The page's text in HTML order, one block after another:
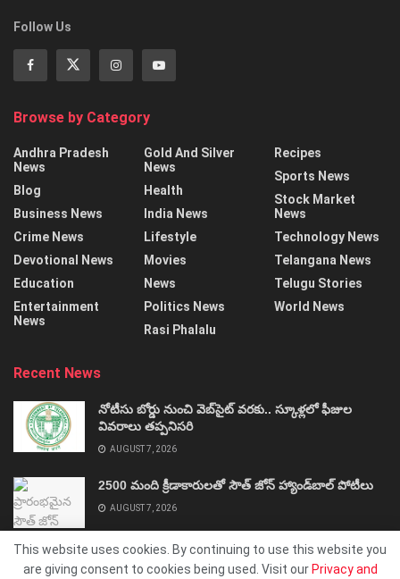
Follow Us
Browse by Category
Andhra Pradesh
News
Blog
Business News
Crime News
Devotional News
Education
Entertainment
News
Gold And Silver
News
Health
India News
Lifestyle
Movies
News
Politics News
Rasi Phalalu
Recipes
Sports News
Stock Market
News
Technology News
Telangana News
Telugu Stories
World News
Recent News
నోటీసు బోర్డు నుంచి వెబ్‌సైట్‌ వరకు.. స్కూళ్లలో ఫీజుల
వివరాలు తప్పనిసరి
AUGUST 7, 2026
2500 మంది క్రీడాకారులతో సౌత్‌ జోన్‌ హ్యాండ్‌బాల్‌ పోటీలు
AUGUST 7, 2026
This website uses cookies. By continuing to use this website you
are giving consent to cookies being used. Visit our Privacy and